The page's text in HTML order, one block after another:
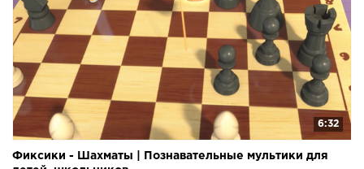
6:32
Фиксики - Шахматы | Познавательные мультики для